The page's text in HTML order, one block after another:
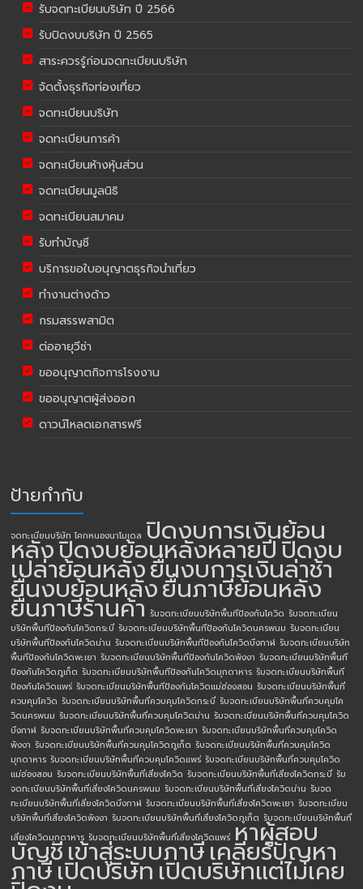
รับจดทะเบียนบริษัท ปี 2566
รับปิดงบบริษัท ปี 2565
สาระควรรู้ก่อนจดทะเบียนบริษัท
จัดตั้งธุรกิจท่องเที่ยว
จดทะเบียนบริษัท
จดทะเบียนการค้า
จดทะเบียนห้างหุ้นส่วน
จดทะเบียนมูลนิธิ
จดทะเบียนสมาคม
รับทำบัญชี
บริการขอใบอนุญาตธุรกิจนำเที่ยว
ทำงานต่างด้าว
กรมสรรพสามิต
ต่ออายุวีซ่า
ขออนุญาตกิจการโรงงาน
ขออนุญาตผู้ส่งออก
ดาวน์โหลดเอกสารฟรี
ป้ายกำกับ
จดทะเบียนบริษัท โคกหนองนาโมเดล ปิดงบการเงินย้อน
หลังปิดงบย้อนหลังหลายปีปิดงบ
เปล่าย้อนหลังยื่นงบการเงินล่าช้า
ยื่นงบย้อนหลังยื่นภาษีย้อนหลัง
ยื่นภาษีร้านค้า รับจดทะเบียนบริษัทพื้นทีป้องกันโควิด รับจดทะเบียน
บริษัทพื้นทีป้องกันโควิดกระบี่ รับจดทะเบียนบริษัทพื้นทีป้องกันโควิดนครพนม รับจดทะเบียน
บริษัทพื้นทีป้องกันโควิดน่าน รับจดทะเบียนบริษัทพื้นทีป้องกันโควิดบึงกาฬ รับจดทะเบียนบริษัท
พื้นทีป้องกันโควิดพะเยา รับจดทะเบียนบริษัทพื้นทีป้องกันโควิดพังงา รับจดทะเบียนบริษัทพื้นที
ป้องกันโควิดภูเก็ต รับจดทะเบียนบริษัทพื้นทีป้องกันโควิดมุกดาหาร รับจดทะเบียนบริษัทพื้นที
ป้องกันโควิดแพร่ รับจดทะเบียนบริษัทพื้นทีป้องกันโควิดแม่ฮ่องสอน รับจดทะเบียนบริษัทพื้นที่
ควบคุมโควิด รับจดทะเบียนบริษัทพื้นที่ควบคุมโควิดกระบี่ รับจดทะเบียนบริษัทพื้นที่ควบคุมโค
วิดนครพนม รับจดทะเบียนบริษัทพื้นที่ควบคุมโควิดน่าน รับจดทะเบียนบริษัทพื้นที่ควบคุมโควิด
บึงกาฬ รับจดทะเบียนบริษัทพื้นที่ควบคุมโควิดพะเยา รับจดทะเบียนบริษัทพื้นที่ควบคุมโควิด
พังงา รับจดทะเบียนบริษัทพื้นที่ควบคุมโควิดภูเก็ต รับจดทะเบียนบริษัทพื้นที่ควบคุมโควิด
มุกดาหาร รับจดทะเบียนบริษัทพื้นที่ควบคุมโควิดแพร่ รับจดทะเบียนบริษัทพื้นที่ควบคุมโควิด
แม่ฮ่องสอน รับจดทะเบียนบริษัทพื้นที่เสี่ยงโควิด รับจดทะเบียนบริษัทพื้นที่เสี่ยงโควิดกระบี่ รับ
จดทะเบียนบริษัทพื้นที่เสี่ยงโควิดนครพนม รับจดทะเบียนบริษัทพื้นที่เสี่ยงโควิดน่าน รับจด
ทะเบียนบริษัทพื้นที่เสี่ยงโควิดบึงกาฬ รับจดทะเบียนบริษัทพื้นที่เสี่ยงโควิดพะเยา รับจดทะเบียน
บริษัทพื้นที่เสี่ยงโควิดพังงา รับจดทะเบียนบริษัทพื้นที่เสี่ยงโควิดภูเก็ต รับจดทะเบียนบริษัทพื้นที่
เสี่ยงโควิดมุกดาหาร รับจดทะเบียนบริษัทพื้นที่เสี่ยงโควิดแพร่ หาผู้สอบ
บัญชีเข้าสู่ระบบภาษีเคลียร์ปัญหา
ภาษีเปิดบริษัทเปิดบริษัทแต่ไม่เคย